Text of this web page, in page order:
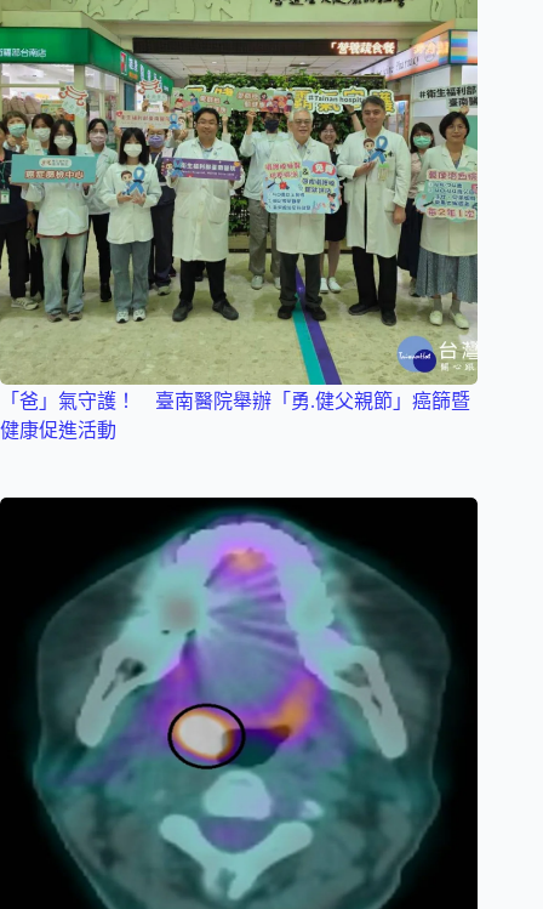
「爸」氣守護！ 臺南醫院舉辦「勇.健父親節」癌篩暨
健康促進活動